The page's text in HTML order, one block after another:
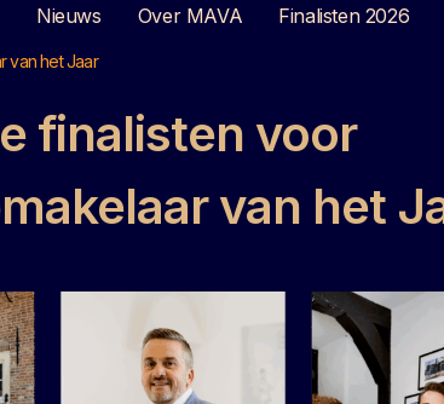
Nieuws Over MAVA Finalisten 2026
van het Jaar
finalisten voor
van het